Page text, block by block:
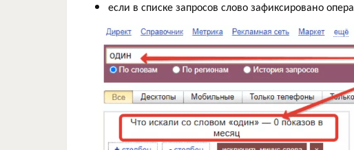
если в списке запросов слово зафиксировано